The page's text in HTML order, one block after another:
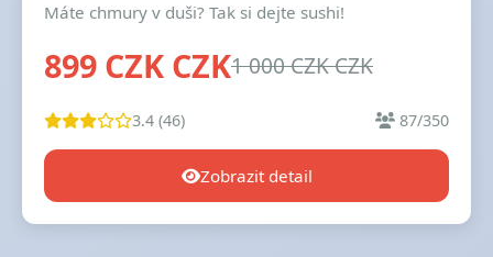
Máte chmury v duši? Tak si dejte sushi!
899 CZK CZK1 000 CZK CZK
3.4 (46) 87/350
Zobrazit detail